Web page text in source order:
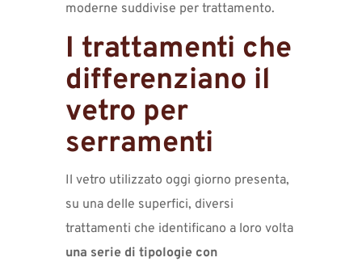
moderne suddivise per trattamento.
I trattamenti che
differenziano il
vetro per
serramenti
Il vetro utilizzato oggi giorno presenta,
su una delle superfici, diversi
trattamenti che identificano a loro volta
una serie di tipologie con